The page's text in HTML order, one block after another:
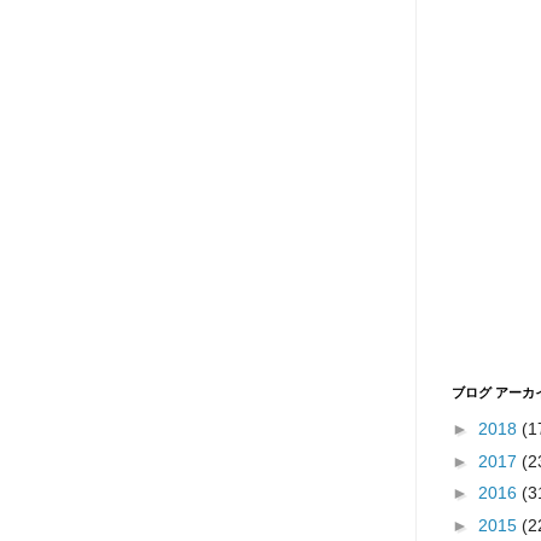
ブログ アーカ
► 2018
► 2017
► 2016
► 2015